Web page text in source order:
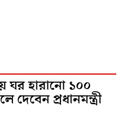
ঘর হারানো ১০০
দেবেন প্রধানমন্ত্রী